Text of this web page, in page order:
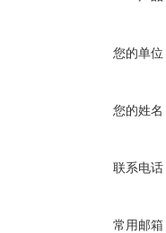
您的单位
您的姓名
联系电话
常用邮箱